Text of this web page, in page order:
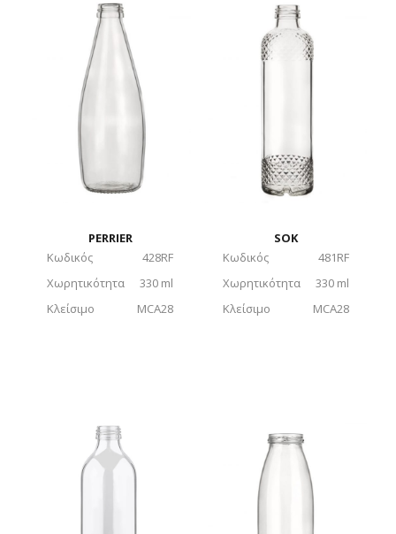
PERRIER
Κωδικός
428RF
Χωρητικότητα
330 ml
Κλείσιμο
MCA28
SOK
Κωδικός
481RF
Χωρητικότητα
330 ml
Κλείσιμο
MCA28